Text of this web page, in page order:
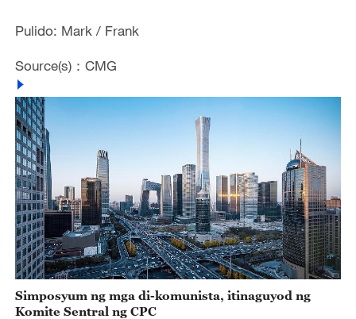
Pulido: Mark / Frank
Source(s)：CMG
Simposyum ng mga di-komunista, itinaguyod ng
Komite Sentral ng CPC